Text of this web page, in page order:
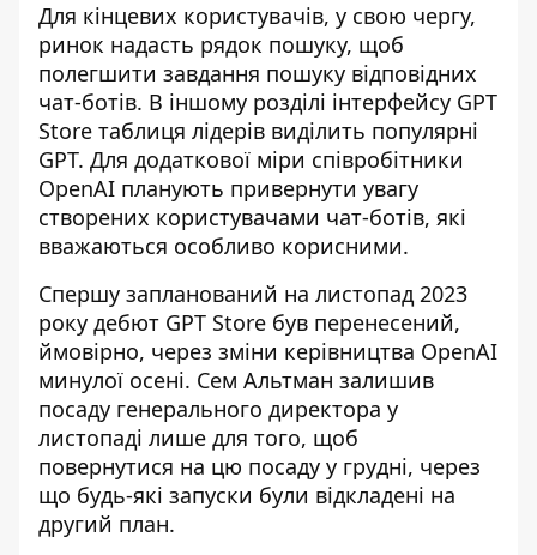
Для кінцевих користувачів, у свою чергу,
ринок надасть рядок пошуку, щоб
полегшити завдання пошуку відповідних
чат-ботів. В іншому розділі інтерфейсу GPT
Store таблиця лідерів виділить популярні
GPT. Для додаткової міри співробітники
OpenAI планують привернути увагу
створених користувачами чат-ботів, які
вважаються особливо корисними.
Спершу запланований на листопад 2023
року дебют GPT Store був перенесений,
ймовірно, через зміни керівництва OpenAI
минулої осені. Сем Альтман залишив
посаду генерального директора у
листопаді лише для того, щоб
повернутися на цю посаду у грудні, через
що будь-які запуски були відкладені на
другий план.